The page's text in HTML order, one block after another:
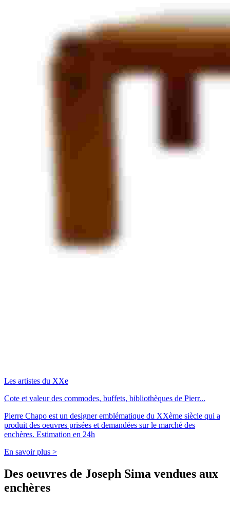
Les artistes du XXe
Cote et valeur des commodes, buffets, bibliothèques de Pierr...
Pierre Chapo est un designer emblématique du XXème siècle qui a
produit des oeuvres prisées et demandées sur le marché des
enchères. Estimation en 24h
En savoir plus >
Des oeuvres de Joseph Sima vendues aux
enchères